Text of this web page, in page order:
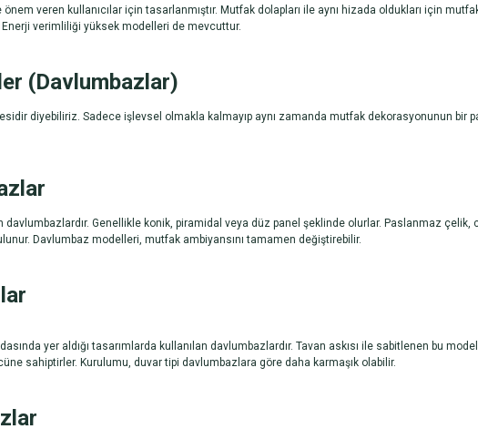
veren kullanıcılar için tasarlanmıştır. Mutfak dolapları ile aynı hizada oldukları için
verimliliği yüksek modelleri de mevcuttur.
(Davlumbazlar)
diyebiliriz. Sadece işlevsel olmakla kalmayıp aynı zamanda mutfak dekorasyonunun bir
davlumbazlardır. Genellikle konik, piramidal veya düz panel şeklinde olurlar. Paslanmaz
Davlumbaz modelleri, mutfak ambiyansını tamamen değiştirebilir.
yer aldığı tasarımlarda kullanılan davlumbazlardır. Tavan askısı ile sabitlenen bu
sahiptirler. Kurulumu, duvar tipi davlumbazlara göre daha karmaşık olabilir.